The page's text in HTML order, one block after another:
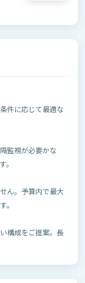
件に応じて最適な
監視が必要かな
。
ん。予算内で最大
。
構成をご提案。長